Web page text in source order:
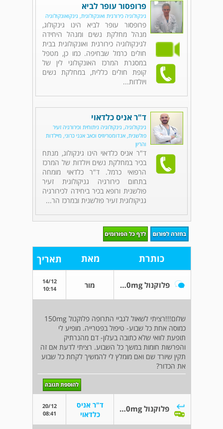
פרופסור עופר לביא
גינקולוגיה כירורגית ואונקולוגית, גינקואונקולוגיה
פרופסור עופר לביא הינו גינקולוג,
מנהל מחלקת נשים ומנהל היחידה
לגינקולוגיה כירורגית ואונקולוגית בבית
חולים כרמל שבחיפה. כמו כן, מטפל
במסגרת המרכז האונקולוגי לין של
קופת חולים כללית, במחלקת נשים
ויולדות...
ד"ר אניס כלדאוי
גינקולוגיה, גינקולוגיה ניתוחית וכירורגיה זעיר
פולשנית, אנדומטריוזיס וכאב אגני כרוני, מיילדות
והריון
ד"ר אניס כלדאוי הינו גינקולוג, מנתח
בכיר במחלקת נשים ויולדות של המרכז
הרפואי כרמל. ד"ר כלדאוי מומחה
בתחום כירורגיה גניקולוגית זעיר
פולשנית ורופא בכיר ביחידה לכירורגיה
גניקולוגית זעיר פולשנית ובמרכז הר...
כותרת מאת תאריך
פלוקנול 150mg פעם בשבוע מור
14/12
10:14
שלום!!!רציתי לשאול לגביי התרופה פלוקנול 150mg
כמוסה אחת כל שבוע- טיפול בפטרייה. מופיע לי
תופעת לוואי שלא כתובה בעלון- דם מהנרתיק
והפרשות חומות במשך כל השבוע. רציתי לדעת אם זה
תקין שיורד שם ואם מומלץ לי להמשיך לקחת כל שבוע
את הכדור?
פלוקנול 150mg פעם בשבוע
ד"ר אניס
כלדאוי
20/12
08:41